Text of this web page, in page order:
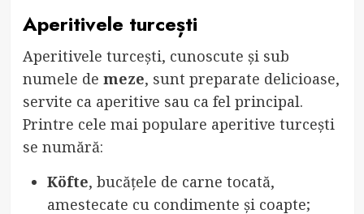
Aperitivele turcești
Aperitivele turcești, cunoscute și sub
numele de meze, sunt preparate delicioase,
servite ca aperitive sau ca fel principal.
Printre cele mai populare aperitive turcești
se numără:
Köfte, bucățele de carne tocată,
amestecate cu condimente și coapte;